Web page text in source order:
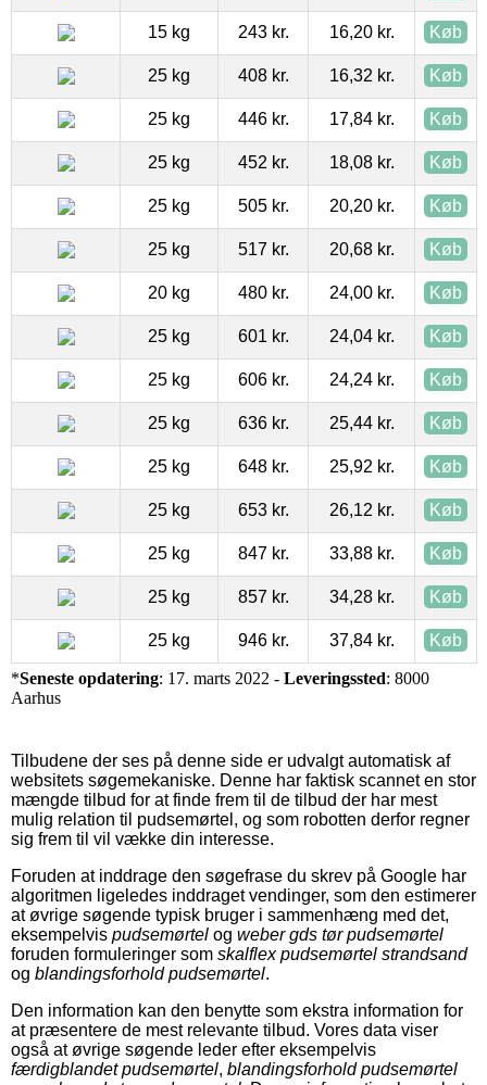
15 kg 243 kr. 16,20 kr. Køb
25 kg 408 kr. 16,32 kr. Køb
25 kg 446 kr. 17,84 kr. Køb
25 kg 452 kr. 18,08 kr. Køb
25 kg 505 kr. 20,20 kr. Køb
25 kg 517 kr. 20,68 kr. Køb
20 kg 480 kr. 24,00 kr. Køb
25 kg 601 kr. 24,04 kr. Køb
25 kg 606 kr. 24,24 kr. Køb
25 kg 636 kr. 25,44 kr. Køb
25 kg 648 kr. 25,92 kr. Køb
25 kg 653 kr. 26,12 kr. Køb
25 kg 847 kr. 33,88 kr. Køb
25 kg 857 kr. 34,28 kr. Køb
25 kg 946 kr. 37,84 kr. Køb
*Seneste opdatering: 17. marts 2022 - Leveringssted: 8000
Aarhus
Tilbudene der ses på denne side er udvalgt automatisk af
websitets søgemekaniske. Denne har faktisk scannet en stor
mængde tilbud for at finde frem til de tilbud der har mest
mulig relation til pudsemørtel, og som robotten derfor regner
sig frem til vil vække din interesse.
Foruden at inddrage den søgefrase du skrev på Google har
algoritmen ligeledes inddraget vendinger, som den estimerer
at øvrige søgende typisk bruger i sammenhæng med det,
eksempelvis pudsemørtel og weber gds tør pudsemørtel
foruden formuleringer som skalflex pudsemørtel strandsand
og blandingsforhold pudsemørtel.
Den information kan den benytte som ekstra information for
at præsentere de mest relevante tilbud. Vores data viser
også at øvrige søgende leder efter eksempelvis
færdigblandet pudsemørtel, blandingsforhold pudsemørtel